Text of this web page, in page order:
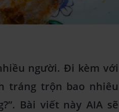
người. Đi kèm với
tráng trộn bao nhiêu
Bài viết này AIA sẽ